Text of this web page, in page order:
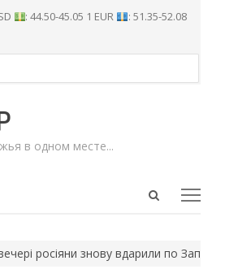
: 44.50-45.05 1 EUR
: 51.35-52.08
в одном месте...
Open
росіяни знову вдарили по